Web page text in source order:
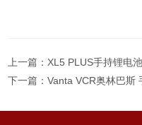
上一篇：XL5 PLUS手持锂电
下一篇：Vanta VCR奥林巴斯